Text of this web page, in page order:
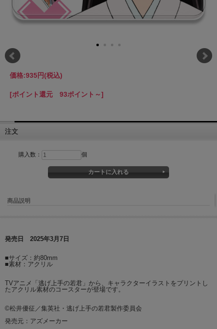
価格:935円(税込)
[ポイント還元 93ポイント～]
注文
購入数： 個
商品説明
発売日 2025年3月7日
■サイズ：約80mm
■素材：アクリル
TVアニメ「逃げ上手の若君」から、キャラクターイラストをプリントし
たアクリル素材のコースターが登場です。
©松井優征／集英社・逃げ上手の若君製作委員会
発売元：アズメーカー